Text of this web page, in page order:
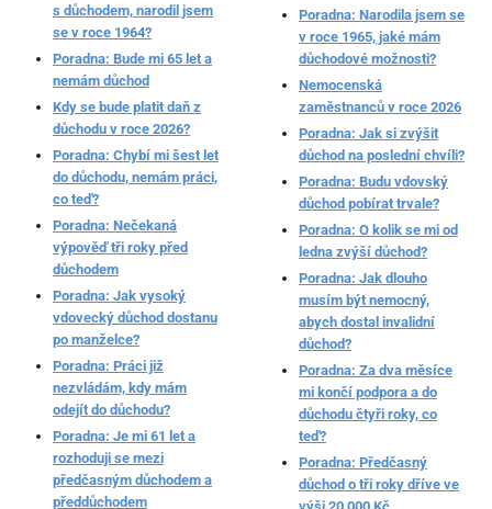
s důchodem, narodil jsem
se v roce 1964?
Poradna: Bude mi 65 let a
nemám důchod
Kdy se bude platit daň z
důchodu v roce 2026?
Poradna: Chybí mi šest let
do důchodu, nemám práci,
co teď?
Poradna: Nečekaná
výpověď tři roky před
důchodem
Poradna: Jak vysoký
vdovecký důchod dostanu
po manželce?
Poradna: Práci již
nezvládám, kdy mám
odejít do důchodu?
Poradna: Je mi 61 let a
rozhoduji se mezi
předčasným důchodem a
předdůchodem
Poradna: Narodila jsem se
v roce 1965, jaké mám
důchodové možnosti?
Nemocenská
zaměstnanců v roce 2026
Poradna: Jak si zvýšit
důchod na poslední chvíli?
Poradna: Budu vdovský
důchod pobírat trvale?
Poradna: O kolik se mi od
ledna zvýší důchod?
Poradna: Jak dlouho
musím být nemocný,
abych dostal invalidní
důchod?
Poradna: Za dva měsíce
mi končí podpora a do
důchodu čtyři roky, co
teď?
Poradna: Předčasný
důchod o tři roky dříve ve